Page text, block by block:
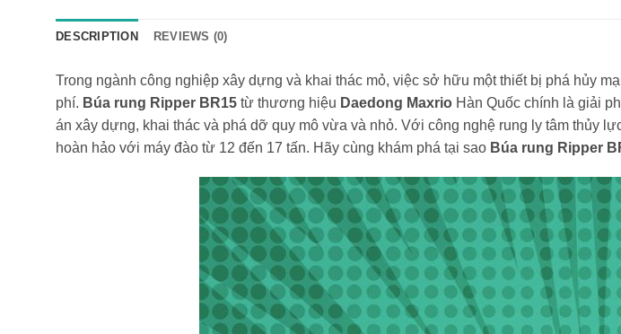
DESCRIPTION REVIEWS (0)
Trong ngành công nghiệp xây dựng và khai thác mỏ, việc sở hữu một thiết bị phá hủy
phí. Búa rung Ripper BR15 từ thương hiệu Daedong Maxrio Hàn Quốc chính là giải
án xây dựng, khai thác và phá dỡ quy mô vừa và nhỏ. Với công nghệ rung ly tâm thủy
hoàn hảo với máy đào từ 12 đến 17 tấn. Hãy cùng khám phá tại sao Búa rung Ripper